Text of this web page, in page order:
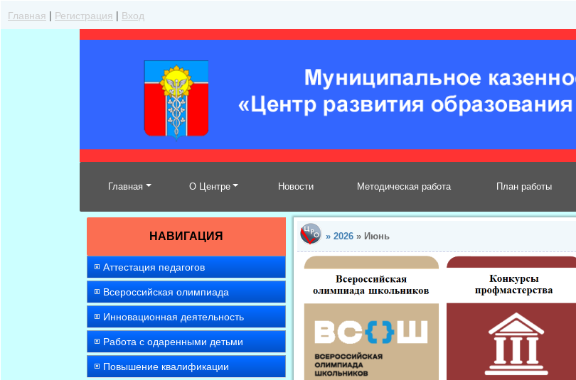
Главная | Регистрация | Вход
Главная О Центре Новости Методическая работа План работы
НАВИГАЦИЯ
Аттестация педагогов
Всероссийская олимпиада
Инновационная деятельность
Работа с одаренными детьми
Повышение квалификации
» 2026 » Июнь